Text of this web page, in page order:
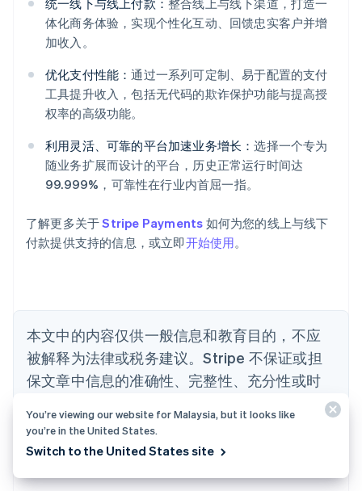
统一线下与线上付款： 整合线上与线下渠道，打造一
体化商务体验，实现个性化互动、回馈忠实客户并增
加收入。
优化支付性能：通过一系列可定制、易于配置的支付
工具提升收入，包括无代码的欺诈保护功能与提高授
权率的高级功能。
利用灵活、可靠的平台加速业务增长：选择一个专为
随业务扩展而设计的平台，历史正常运行时间达
99.999%，可靠性在行业内首屈一指。
了解更多关于Stripe Payments 如何为您的线上与线下
付款提供支持的信息，或立即开始使用。
本文中的内容仅供一般信息和教育目的，不应
被解释为法律或税务建议。Stripe 不保证或担
保文章中信息的准确性、完整性、充分性或时
许可的合格律师或会计师的建议，以就您的特
定情况提供建议。
阿联酋
爱尔兰
English
爱沙尼亚
English
奥地利
DeutschEnglish
澳大利亚
English
Português English
保加利亚
English
丹麦
德国
DeutschEnglish
FrançaisEnglish
芬兰
English Svenska
NederlandsEnglish
You’re viewing our website for Malaysia, but it looks like
you’re in the United States.
Switch to the United States site